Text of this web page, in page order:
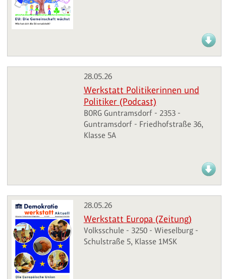
28.05.26
Werkstatt Politikerinnen und
Politiker (Podcast)
BORG Guntramsdorf - 2353 -
Guntramsdorf - Friedhofstraße 36,
Klasse 5A
28.05.26
Werkstatt Europa (Zeitung)
Volksschule - 3250 - Wieselburg -
Schulstraße 5, Klasse 1MSK